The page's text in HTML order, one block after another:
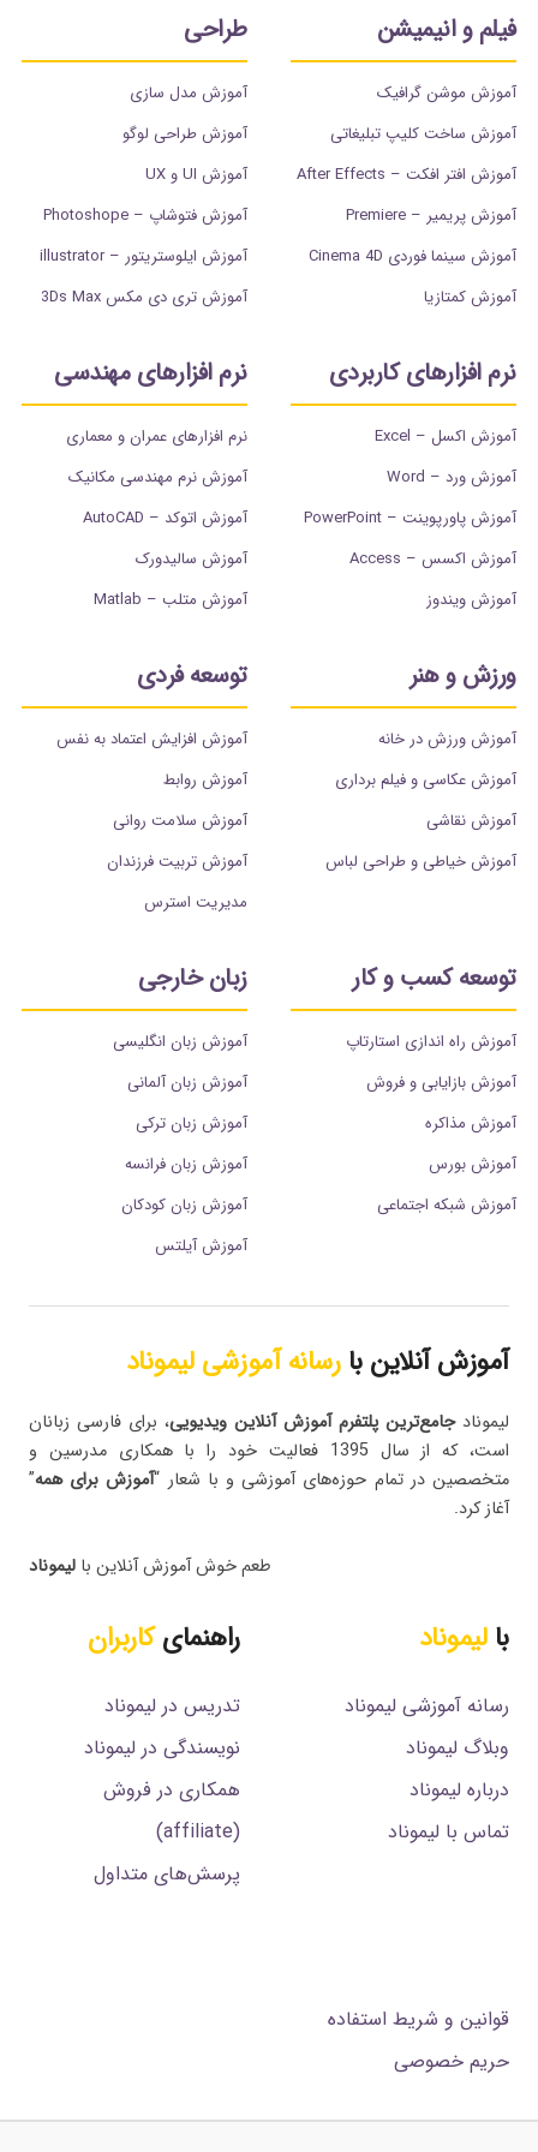
فیلم و انیمیشن
آموزش موشن گرافیک
آموزش ساخت کلیپ تبلیغاتی
آموزش افتر افکت – After Effects
آموزش پریمیر – Premiere
آموزش سینما فوردی Cinema 4D
آموزش کمتازیا
طراحی
آموزش مدل سازی
آموزش طراحی لوگو
آموزش UI و UX
آموزش فتوشاپ – Photoshope
آموزش ایلوستریتور – illustrator
آموزش تری دی مکس 3Ds Max
نرم افزارهای کاربردی
آموزش اکسل – Excel
آموزش ورد – Word
آموزش پاورپوینت – PowerPoint
آموزش اکسس – Access
آموزش ویندوز
نرم افزارهای مهندسی
نرم افزارهای عمران و معماری
آموزش نرم مهندسی مکانیک
آموزش اتوکد – AutoCAD
آموزش سالیدورک
آموزش متلب – Matlab
ورزش و هنر
آموزش ورزش در خانه
آموزش عکاسی و فیلم برداری
آموزش نقاشی
آموزش خیاطی و طراحی لباس
توسعه فردی
آموزش افزایش اعتماد به نفس
آموزش روابط
آموزش سلامت روانی
آموزش تربیت فرزندان
مدیریت استرس
توسعه کسب و کار
آموزش راه اندازی استارتاپ
آموزش بازایابی و فروش
آموزش مذاکره
آموزش بورس
آموزش شبکه اجتماعی
زبان خارجی
آموزش زبان انگلیسی
آموزش زبان آلمانی
آموزش زبان ترکی
آموزش زبان فرانسه
آموزش زبان کودکان
آموزش آیلتس
آموزش آنلاین بارسانه آموزشی لیموناد
لیمونادجامع‌ترین پلتفرم‌ آموزش آنلاین ویدیویی، برای فارسی زبانان
است، که از سال 1395 فعالیت خود را با همکاری مدرسین و
متخصصین در تمام حوزه‌های آموزشی و با شعار “آموزش برای همه”
آغاز کرد.
طعم خوش آموزش آنلاین با لیموناد
بالیموناد
رسانه آموزشی لیموناد
وبلاگ لیموناد
درباره لیموناد
تماس با لیموناد
راهنمایکاربران
تدریس در لیموناد
نویسندگی در لیموناد
همکاری در فروش
(affiliate)
پرسش‌های متداول
قوانین و شریط استفاده
حریم خصوصی